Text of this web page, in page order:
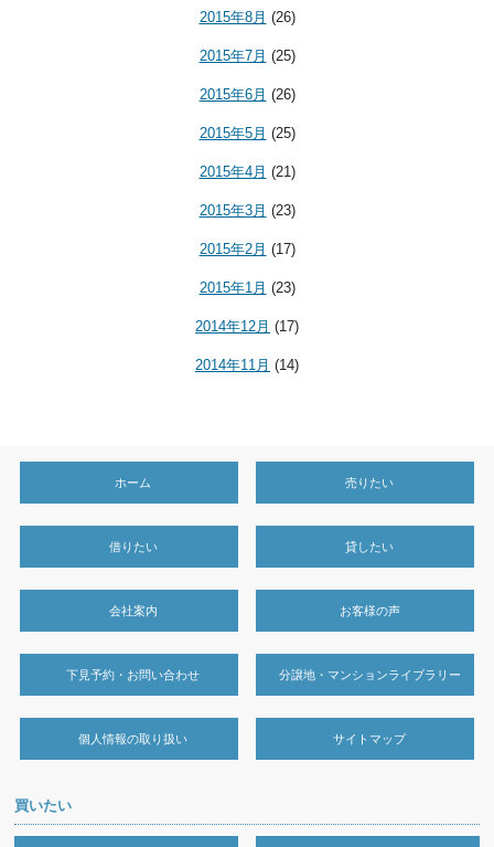
2015年8月 (26)
2015年7月 (25)
2015年6月 (26)
2015年5月 (25)
2015年4月 (21)
2015年3月 (23)
2015年2月 (17)
2015年1月 (23)
2014年12月 (17)
2014年11月 (14)
ホーム 売りたい
借りたい 貸したい
会社案内 お客様の声
下見予約・お問い合わせ 分譲地・マンションライブラリー
個人情報の取り扱い サイトマップ
買いたい